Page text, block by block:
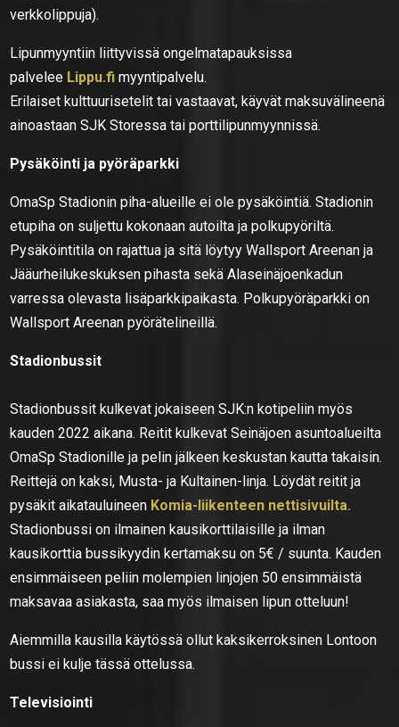
verkkolippuja).
Lipunmyyntiin liittyvissä ongelmatapauksissa
palvelee Lippu.fi myyntipalvelu.
Erilaiset kulttuurisetelit tai vastaavat, käyvät maksuvälineenä
ainoastaan SJK Storessa tai porttilipunmyynnissä.
Pysäköinti ja pyöräparkki
OmaSp Stadionin piha-alueille ei ole pysäköintiä. Stadionin
etupiha on suljettu kokonaan autoilta ja polkupyöriltä.
Pysäköintitila on rajattua ja sitä löytyy Wallsport Areenan ja
Jääurheilukeskuksen pihasta sekä Alaseinäjoenkadun
varressa olevasta lisäparkkipaikasta. Polkupyöräparkki on
Wallsport Areenan pyörätelineillä.
Stadionbussit
Stadionbussit kulkevat jokaiseen SJK:n kotipeliin myös
kauden 2022 aikana. Reitit kulkevat Seinäjoen asuntoalueilta
OmaSp Stadionille ja pelin jälkeen keskustan kautta takaisin.
Reittejä on kaksi, Musta- ja Kultainen-linja. Löydät reitit ja
pysäkit aikatauluineen Komia-liikenteen nettisivuilta.
Stadionbussi on ilmainen kausikorttilaisille ja ilman
kausikorttia bussikyydin kertamaksu on 5€ / suunta. Kauden
ensimmäiseen peliin molempien linjojen 50 ensimmäistä
maksavaa asiakasta, saa myös ilmaisen lipun otteluun!
Aiemmilla kausilla käytössä ollut kaksikerroksinen Lontoon
bussi ei kulje tässä ottelussa.
Televisiointi